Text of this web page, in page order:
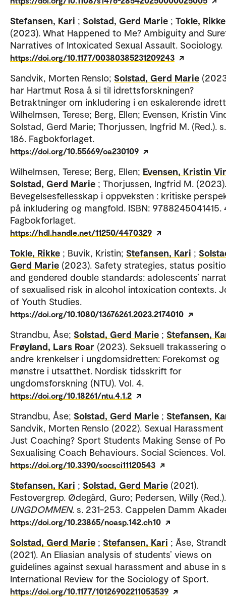
Stefansen, Kari ; Solstad, Gerd Marie ; Tokle, Rikke
(2023). What Happened to Me? Ambiguity and
Narratives of Intoxicated Sexual Assault. Sociology.
https://doi.org/10.1177/00380385231209243
Sandvik, Morten Renslo; Solstad, Gerd Marie
har Hartmut Rosa å si til idrettsforskningen?
Betraktninger om inkludering i en eskalerende
Wilhelmsen, Terese; Berg, Ellen; Evensen, Kristin
Solstad, Gerd Marie; Thorjussen, Ingfrid M. (Red.). s.
186. Fagbokforlaget.
https://doi.org/10.55669/oa230109
Wilhelmsen, Terese; Berg, Ellen; Evensen, Kristin
Solstad, Gerd Marie ; Thorjussen, Ingfrid M. (2023).
Bevegelsesfellesskap i oppveksten : kritiske
på inkludering og mangfold. ISBN: 9788245041415.
Fagbokforlaget.
https://hdl.handle.net/11250/4470329
Tokle, Rikke ; Buvik, Kristin; Stefansen, Kari ;
Gerd Marie (2023). Safety strategies, status
and gendered double standards: adolescents’
of sexualised risk in alcohol intoxication contexts.
of Youth Studies.
https://doi.org/10.1080/13676261.2023.2174010
Strandbu, Åse; Solstad, Gerd Marie ; Stefansen,
Frøyland, Lars Roar (2023). Seksuell trakassering
andre krenkelser i ungdomsidretten: Forekomst og
mønstre i utsatthet. Nordisk tidsskrift for
ungdomsforskning (NTU). Vol. 4.
https://doi.org/10.18261/ntu.4.1.2
Strandbu, Åse; Solstad, Gerd Marie ; Stefansen,
Sandvik, Morten Renslo (2022). Sexual
Just Coaching? Sport Students Making Sense of
Sexualising Coach Behaviours. Social Sciences. Vol.
https://doi.org/10.3390/socsci11120543
Stefansen, Kari ; Solstad, Gerd Marie (2021).
Festovergrep. Ødegård, Guro; Pedersen, Willy (Red.).
UNGDOMMEN. s. 231-253. Cappelen Damm
https://doi.org/10.23865/noasp.142.ch10
Solstad, Gerd Marie ; Stefansen, Kari ; Åse,
(2021). An Eliasian analysis of students’ views on
guidelines against sexual harassment and abuse in
International Review for the Sociology of Sport.
https://doi.org/10.1177/10126902211053539